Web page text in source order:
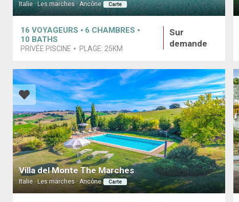
Italie · Les marches · Ancône Carte
16 VOYAGEURS 6 CHAMBRES
10 BATHS
PRIVÉE PISCINE PLAGE: 25KM
Sur
demande
Villa del Monte The Marches
Italie · Les marches · Ancône Carte